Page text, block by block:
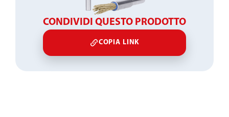
CONDIVIDI QUESTO PRODOTTO
COPIA LINK